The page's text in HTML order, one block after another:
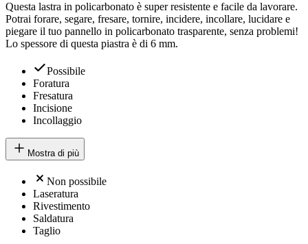
Questa lastra in policarbonato è super resistente e facile da lavorare.
Potrai forare, segare, fresare, tornire, incidere, incollare, lucidare e
piegare il tuo pannello in policarbonato trasparente, senza problemi!
Lo spessore di questa piastra è di 6 mm.
Possibile
Foratura
Fresatura
Incisione
Incollaggio
Mostra di più
Non possibile
Laseratura
Rivestimento
Saldatura
Taglio